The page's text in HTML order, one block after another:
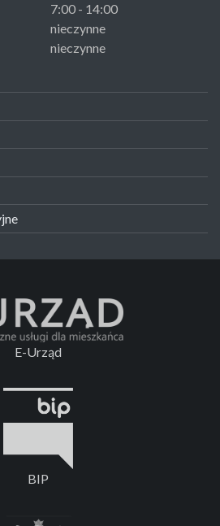
7:00 - 14:00
nieczynne
nieczynne
E-Urząd
BIP